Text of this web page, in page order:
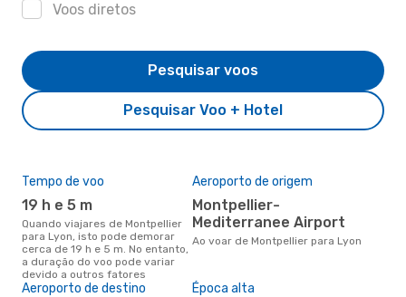
Voos diretos
Pesquisar Voo + Hotel
Pesquisar voos
Tempo de voo
19 h e 5 m
Quando viajares de Montpellier
para Lyon, isto pode demorar
cerca de 19 h e 5 m. No entanto,
a duração do voo pode variar
devido a outros fatores
Aeroporto de origem
Montpellier-
Mediterranee Airport
Ao voar de Montpellier para Lyon
Aeroporto de destino Época alta